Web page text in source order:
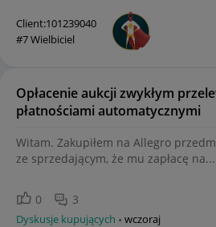
Client:101239040
#7 Wielbiciel
Opłacenie aukcji zwykłym
płatnościami automatycznymi
Witam. Zakupiłem na Allegro
ze sprzedającym, że mu zapłacę na...
0 3
Dyskusje kupujących wczoraj